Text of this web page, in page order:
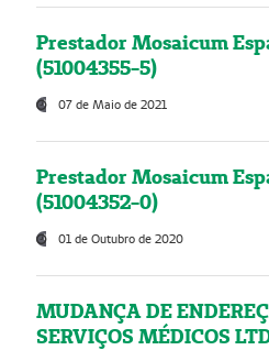
Prestador Mosaicum
(51004355-5)
07 de Maio de 2021
Prestador Mosaicum
(51004352-0)
01 de Outubro de 2020
MUDANÇA DE
SERVIÇOS MÉDICOS